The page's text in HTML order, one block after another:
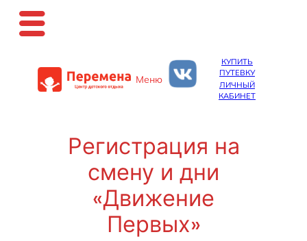
к
содержимому
Меню
КУПИТЬ
ПУТЕВКУ
ЛИЧНЫЙ
КАБИНЕТ
Регистрация на
смену и дни
«Движение
Первых»